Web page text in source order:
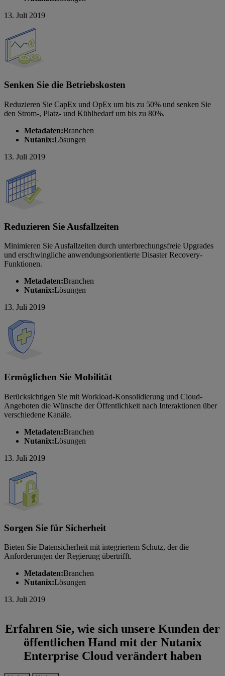
13. Juli 2019
Senken Sie die Betriebskosten
Reduzieren Sie CapEx und OpEx um bis zu 50% und senken Sie
den Strom-, Platz- und Kühlbedarf um bis zu 80%.
Metadaten:Branchen
Nutanix:Lösungen
13. Juli 2019
Reduzieren Sie Ausfallzeiten
Minimieren Sie Ausfallzeiten durch unterbrechungsfreie Upgrades
und erschwingliche anwendungsorientierte Disaster Recovery-
Funktionen.
Metadaten:Branchen
Nutanix:Lösungen
13. Juli 2019
Ermöglichen Sie Mobilität
Berücksichtigen Sie mit Workload-Konsolidierung und Cloud-
Angeboten die Wünsche der Öffentlichkeit nach Interaktionen über
verschiedene Kanäle.
Metadaten:Branchen
Nutanix:Lösungen
13. Juli 2019
Sorgen Sie für Sicherheit
Bieten Sie Datensicherheit mit integriertem Schutz, der die
Anforderungen der Regierung übertrifft.
Metadaten:Branchen
Nutanix:Lösungen
13. Juli 2019
Erfahren Sie, wie sich unsere Kunden der
öffentlichen Hand mit der Nutanix
Enterprise Cloud verändert haben